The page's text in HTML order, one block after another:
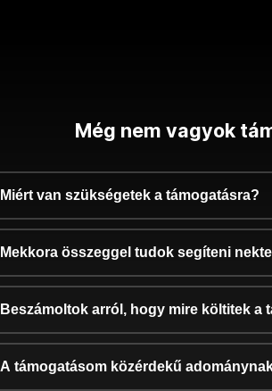
Még nem vagyok
Miért van szükségetek a támogatásra?
Mekkora összeggel tudok segíteni
Beszámoltok arról, hogy mire költitek a
A támogatásom közérdekű